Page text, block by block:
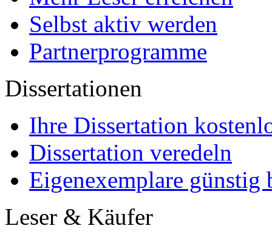
Selbst aktiv werden
Partnerprogramme
Dissertationen
Ihre Dissertation
Dissertation veredeln
Eigenexemplare günstig
Leser & Käufer